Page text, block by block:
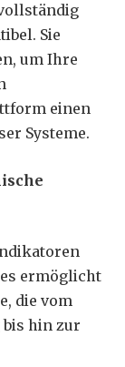
Sie
um Ihre
einen
Systeme.
ermöglicht
die vom
hin zur